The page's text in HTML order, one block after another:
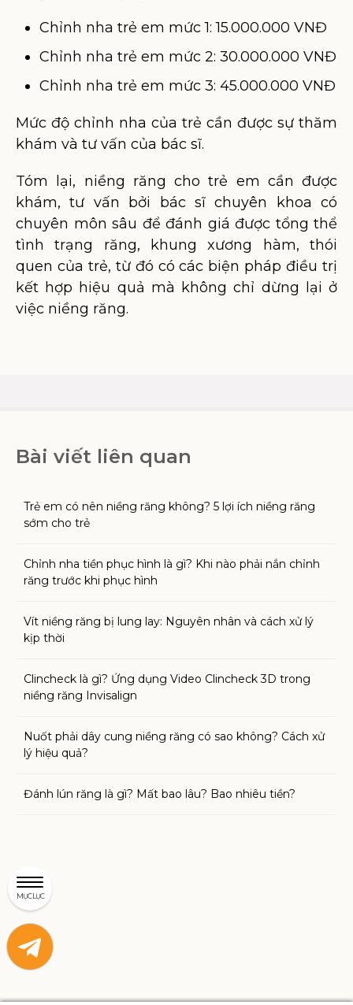
Chỉnh nha trẻ em mức 1: 15.000.000 VNĐ
Chỉnh nha trẻ em mức 2: 30.000.000 VNĐ
Chỉnh nha trẻ em mức 3: 45.000.000 VNĐ
Mức độ chỉnh nha của trẻ cần được sự thăm
khám và tư vấn của bác sĩ.
Tóm lại, niềng răng cho trẻ em cần được
khám, tư vấn bởi bác sĩ chuyên khoa có
chuyên môn sâu để đánh giá được tổng thể
tình trạng răng, khung xương hàm, thói
quen của trẻ, từ đó có các biện pháp điều trị
kết hợp hiệu quả mà không chỉ dừng lại ở
việc niềng răng.
Bài viết liên quan
Trẻ em có nên niềng răng không? 5 lợi ích niềng răng
sớm cho trẻ
Chỉnh nha tiền phục hình là gì? Khi nào phải nắn chỉnh
răng trước khi phục hình
Vít niềng răng bị lung lay: Nguyên nhân và cách xử lý
kịp thời
Clincheck là gì? Ứng dụng Video Clincheck 3D trong
niềng răng Invisalign
Nuốt phải dây cung niềng răng có sao không? Cách xử
lý hiệu quả?
Đánh lún răng là gì? Mất bao lâu? Bao nhiêu tiền?
MỤC LỤC
Liên